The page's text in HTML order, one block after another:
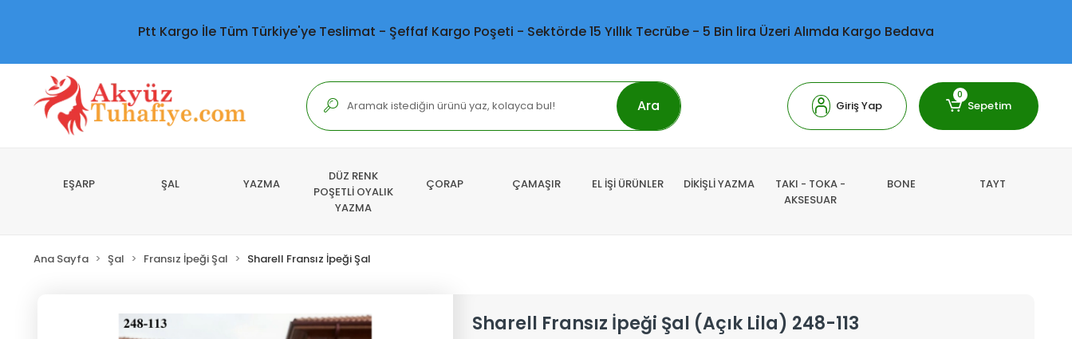
Ptt Kargo İle Tüm Türkiye'ye Teslimat - Şeffaf Kargo Poşeti - Sektörde 15 Yıllık Tecrübe - 5 Bin lira Üzeri Alımda Kargo Bedava
Ara Giriş Yap
0
Sepetim
EŞARP ŞAL YAZMA
DÜZ RENK
POŞETLİ OYALIK
YAZMA
ÇORAP ÇAMAŞIR EL İŞİ ÜRÜNLER DİKİŞLİ YAZMA
TAKI - TOKA -
AKSESUAR
BONE TAYT
Ana Sayfa Şal Fransız İpeği Şal Sharell Fransız İpeği Şal
Sharell Fransız İpeği Şal (Açık Lila) 248-113